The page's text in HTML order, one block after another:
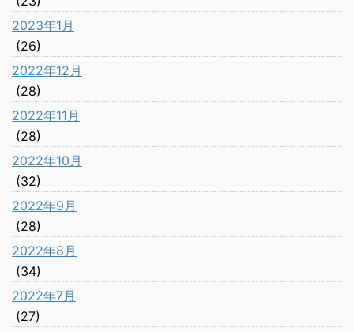
2023年1月
(26)
2022年12月
(28)
2022年11月
(28)
2022年10月
(32)
2022年9月
(28)
2022年8月
(34)
2022年7月
(27)